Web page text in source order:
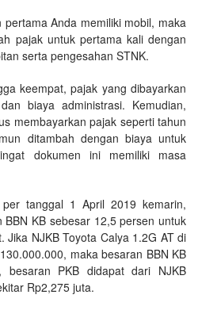
Anda memiliki mobil, maka
pajak untuk pertama kali dengan
serta pengesahan STNK.
keempat, pajak yang dibayarkan
biaya administrasi. Kemudian,
membayarkan pajak seperti tahun
ditambah dengan biaya untuk
dokumen ini memiliki masa
tanggal 1 April 2019 kemarin,
KB sebesar 12,5 persen untuk
Jika NJKB Toyota Calya 1.2G AT di
maka besaran BBN KB
besaran PKB didapat dari NJKB
Rp2,275 juta.